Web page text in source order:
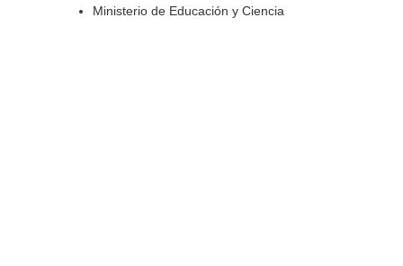
Ministerio de Educación y Ciencia